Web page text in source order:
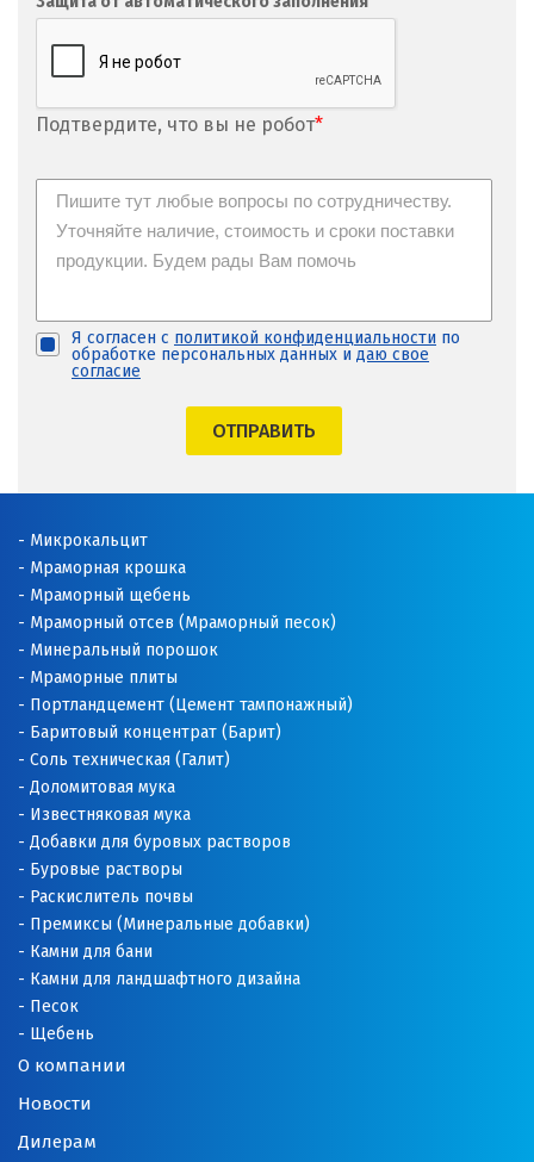
Подтвердите, что вы не робот*
Я согласен с политикой конфиденциальности по
обработке персональных данных и даю свое
согласие
ОТПРАВИТЬ
О компании
Новости
Дилерам
Микрокальцит
Мраморная крошка
Мраморный щебень
Мраморный отсев (Мраморный песок)
Минеральный порошок
Мраморные плиты
Портландцемент (Цемент тампонажный)
Баритовый концентрат (Барит)
Соль техническая (Галит)
Доломитовая мука
Известняковая мука
Добавки для буровых растворов
Буровые растворы
Раскислитель почвы
Премиксы (Минеральные добавки)
Камни для бани
Камни для ландшафтного дизайна
Песок
Щебень